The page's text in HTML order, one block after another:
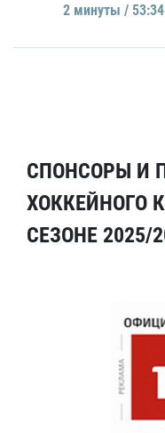
2 минуты /
СПОНСОРЫ И
ХОККЕЙНОГО
СЕЗОНЕ 2025/